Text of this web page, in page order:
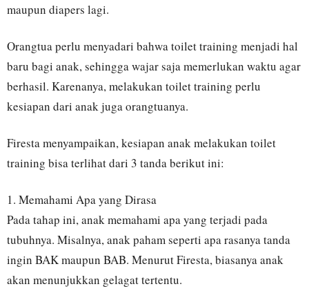
maupun diapers lagi.
Orangtua perlu menyadari bahwa toilet training menjadi hal
baru bagi anak, sehingga wajar saja memerlukan waktu agar
berhasil. Karenanya, melakukan toilet training perlu
kesiapan dari anak juga orangtuanya.
Firesta menyampaikan, kesiapan anak melakukan toilet
training bisa terlihat dari 3 tanda berikut ini:
1. Memahami Apa yang Dirasa
Pada tahap ini, anak memahami apa yang terjadi pada
tubuhnya. Misalnya, anak paham seperti apa rasanya tanda
ingin BAK maupun BAB. Menurut Firesta, biasanya anak
akan menunjukkan gelagat tertentu.